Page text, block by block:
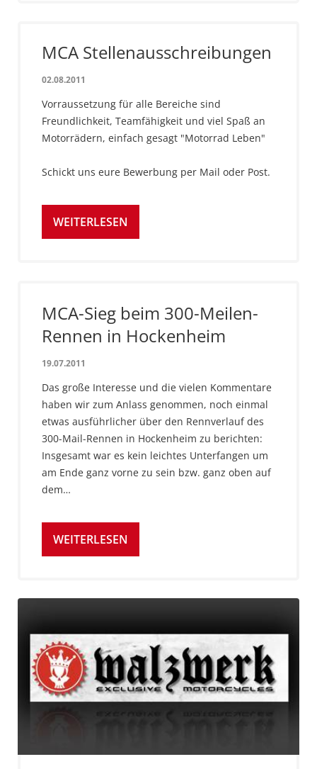
MCA Stellenausschreibungen
02.08.2011
Vorraussetzung für alle Bereiche sind
Freundlichkeit, Teamfähigkeit und viel Spaß an
Motorrädern, einfach gesagt "Motorrad Leben"
Schickt uns eure Bewerbung per Mail oder Post.
WEITERLESEN
MCA-Sieg beim 300-Meilen-
Rennen in Hockenheim
19.07.2011
Das große Interesse und die vielen Kommentare
haben wir zum Anlass genommen, noch einmal
etwas ausführlicher über den Rennverlauf des
300-Mail-Rennen in Hockenheim zu berichten:
Insgesamt war es kein leichtes Unterfangen um
am Ende ganz vorne zu sein bzw. ganz oben auf
dem…
WEITERLESEN